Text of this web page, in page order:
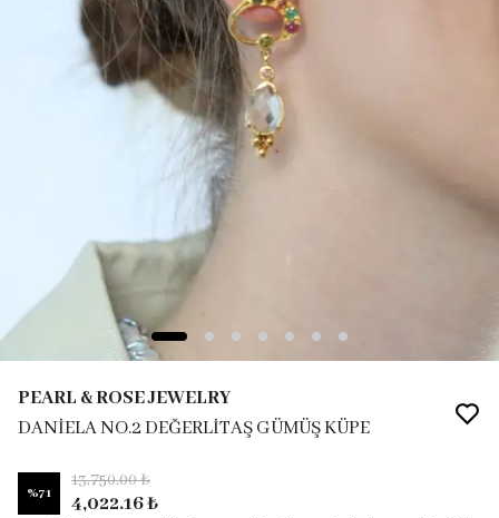
PEARL & ROSE JEWELRY
DANİELA NO.2 DEĞERLİTAŞ GÜMÜŞ KÜPE
%71
13,750.00 ₺
4,022.16 ₺